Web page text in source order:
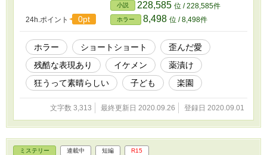
24h.ポイント 0pt
小説 228,585 位 / 228,585件
ホラー 8,498 位 / 8,498件
ホラー ショートショート
歪んだ愛
残酷な表現あり
イケメン
薬漬け
狂うって素晴らしい
子ども 楽園
文字数 3,313 最終更新日 2020.09.26 登録日 2020.09.01
ミステリー 連載中 短編 R15